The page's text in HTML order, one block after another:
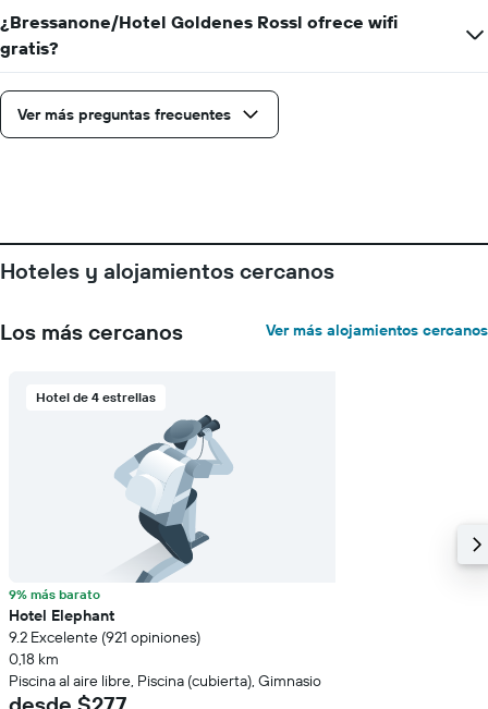
1
eje
indica
el
precio
¿Bressanone/Hotel Goldenes Rossl ofrece wifi
gratis?
Ver más preguntas frecuentes
Hoteles y alojamientos cercanos
Los más cercanos Ver más alojamientos cercanos
Hotel de 4 estrellas
9% más barato
Hotel Elephant
9.2 Excelente (921 opiniones)
0,18 km
Piscina al aire libre, Piscina (cubierta), Gimnasio